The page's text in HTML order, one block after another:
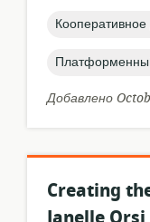
topic:
topic:
Добавлено
Creating